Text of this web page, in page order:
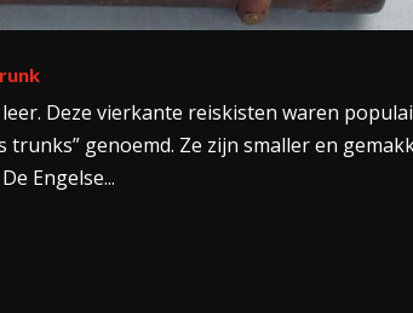
Deze vierkante reiskisten waren
trunks” genoemd. Ze zijn smaller en
Engelse...